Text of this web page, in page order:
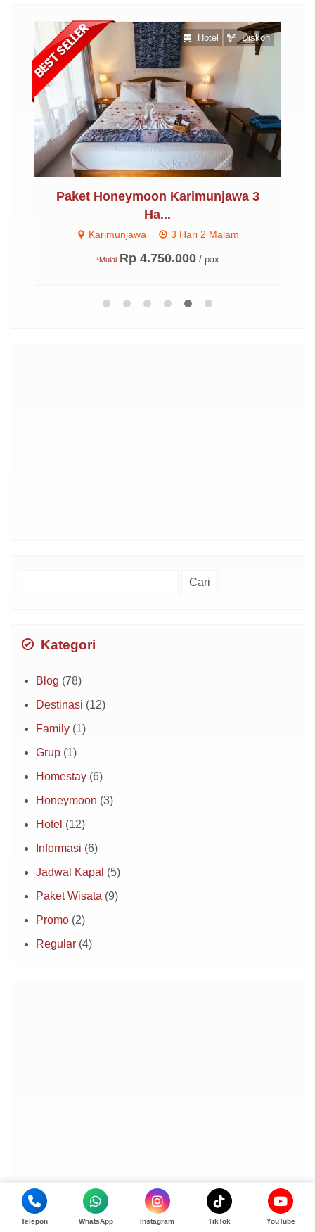
Paket Honeymoon Karimunjawa 3
Ha...
Karimunjawa 3 Hari 2 Malam
*Mulai Rp 4.750.000 / pax
Hotel Diskon
Kategori
Blog (78)
Destinasi (12)
Family (1)
Grup (1)
Homestay (6)
Honeymoon (3)
Hotel (12)
Informasi (6)
Jadwal Kapal (5)
Paket Wisata (9)
Promo (2)
Regular (4)
Telepon WhatsApp Instagram TikTok YouTube